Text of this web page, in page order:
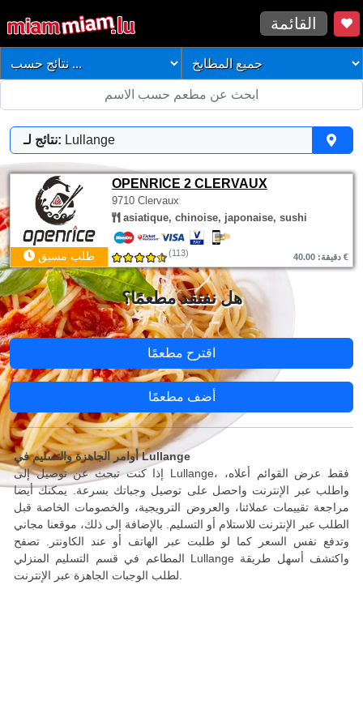
القائمة
نتائج لـ: Lullange
OPENRICE 2 CLERVAUX
9710 Clervaux
asiatique, chinoise, japonaise, sushi
طلب مسبق (113) دقيقة: 40.00 €
هل نفتقد مطعمًا؟
اقترح مطعمًا
أضف مطعمًا
أوامر الجاهزة والتسليم في Lullange
إذا كنت تبحث عن توصيل إلى Lullange، فقط عرض القوائم أعلاه،
واطلب عبر الإنترنت واحصل على توصيل وجباتك بسرعة. يمكنك أيضا
مراجعة تقييمات عملائنا، والعروض الترويجية، والخصومات الخاصة قبل
الطلب عبر الإنترنت للاستلام أو التسليم. بالإضافة إلى ذلك، موقعنا مجاني
وتدفع نفس السعر كما لو طلبت عبر الهاتف أو عند الكاونتر. تصفح
المطاعم في قسم التسليم المنزلي Lullange واكتشف أسهل طريقة